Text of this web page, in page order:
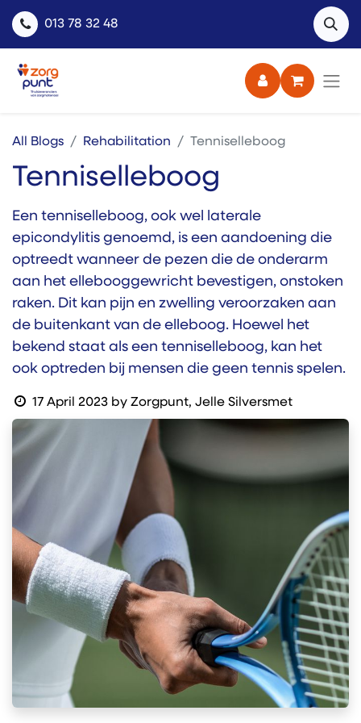
013 78 32 48
All Blogs Rehabilitation Tenniselleboog
Tenniselleboog
Een tenniselleboog, ook wel laterale
epicondylitis genoemd, is een aandoening die
optreedt wanneer de pezen die de onderarm
aan het ellebooggewricht bevestigen, onstoken
raken. Dit kan pijn en zwelling veroorzaken aan
de buitenkant van de elleboog. Hoewel het
bekend staat als een tenniselleboog, kan het
ook optreden bij mensen die geen tennis spelen.
17 April 2023 by Zorgpunt, Jelle Silversmet